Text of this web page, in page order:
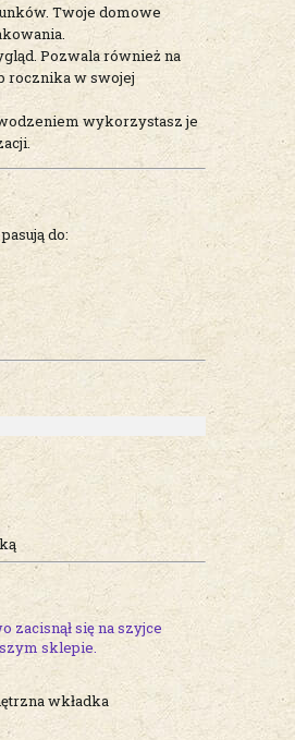
Twoje domowe
Pozwala również na
rocznika w swojej
wykorzystasz je
do:
zacisnął się na szyjce
sklepie.
wkładka